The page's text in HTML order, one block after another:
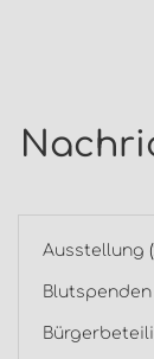
Ausstellung
Blutspenden